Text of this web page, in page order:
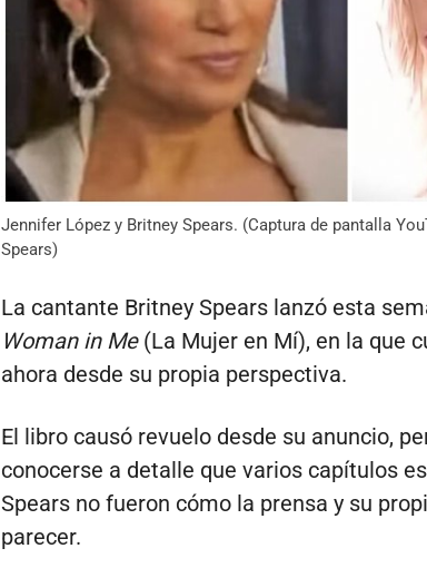
Jennifer López y Britney Spears. (Captura de pantalla
Spears)
La cantante Britney Spears lanzó esta
Woman in Me(La Mujer en Mí), en la que
ahora desde su propia perspectiva.
El libro causó revuelo desde su anuncio,
conocerse a detalle que varios capítulos
Spears no fueron cómo la prensa y su
parecer.